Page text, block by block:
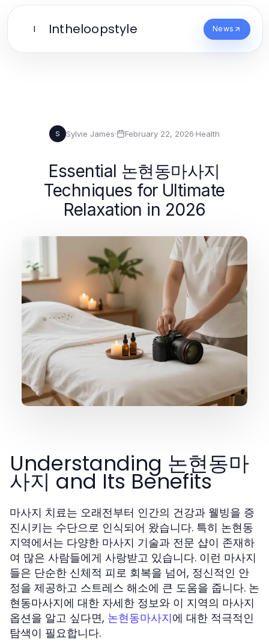
I Intheloopstyle News
S Sylvie James· February 22, 2026·Health
Essential 논현동마사지
Techniques for Ultimate
Relaxation in 2026
Understanding 논현동마
사지 and Its Benefits
마사지 치료는 오래전부터 인간의 건강과 웰빙을 증
진시키는 수단으로 인식되어 왔습니다. 특히 논현동
지역에서는 다양한 마사지 기술과 전문 샵이 존재하
여 많은 사람들에게 사랑받고 있습니다. 이런 마사지
들은 단순한 신체적 피로 회복을 넘어, 정신적인 안
정을 제공하고 스트레스 해소에 큰 도움을 줍니다. 논
현동마사지에 대한 자세한 정보와 이 지역의 마사지
옵션을 알고 싶다면, 논현동마사지에 대한 적극적인
탐색이 필요합니다.